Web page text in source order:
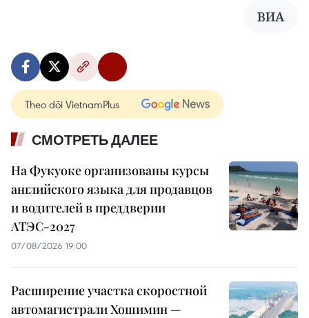
ВИА
Theo dõi VietnamPlus
СМОТРЕТЬ ДАЛЕЕ
На Фукуоке организованы курсы
английского языка для продавцов
и водителей в преддверии
АТЭС-2027
07/08/2026 19:00
Расширение участка скоростной
автомагистрали Хошимин —